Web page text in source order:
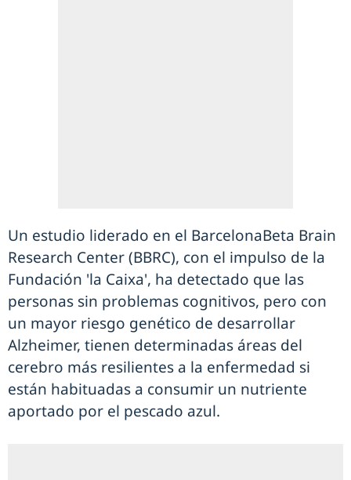
Un estudio liderado en el BarcelonaBeta Brain
Research Center (BBRC), con el impulso de la
Fundación 'la Caixa', ha detectado que las
personas sin problemas cognitivos, pero con
un mayor riesgo genético de desarrollar
Alzheimer, tienen determinadas áreas del
cerebro más resilientes a la enfermedad si
están habituadas a consumir un nutriente
aportado por el pescado azul.